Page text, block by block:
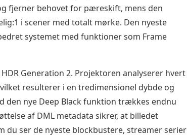
fjerner behovet for pæreskift, mens den
i scener med totalt mørke. Den nyeste
systemet med funktioner som Frame
Generation 2. Projektoren analyserer hvert
resulterer i en tredimensionel dybde og
den nye Deep Black funktion trækkes endnu
af DML metadata sikrer, at billedet
ser de nyeste blockbustere, streamer serier